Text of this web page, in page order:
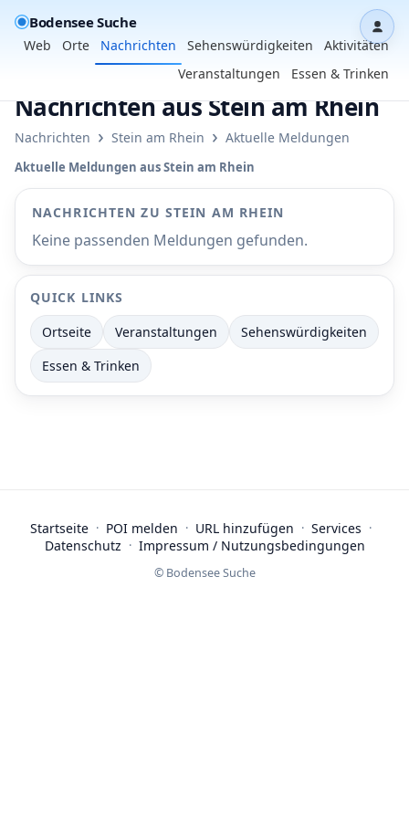
Bodensee Suche
Web Orte Nachrichten Sehenswürdigkeiten
Aktivitäten
Veranstaltungen
Essen & Trinken
Nachrichten aus Stein am Rhein
Nachrichten › Stein am Rhein › Aktuelle Meldungen
Aktuelle Meldungen aus Stein am Rhein
NACHRICHTEN ZU STEIN AM RHEIN
Keine passenden Meldungen gefunden.
QUICK LINKS
Ortseite
Veranstaltungen
Sehenswürdigkeiten
Essen & Trinken
Startseite · POI melden · URL hinzufügen · Services ·
Datenschutz · Impressum / Nutzungsbedingungen
© Bodensee Suche